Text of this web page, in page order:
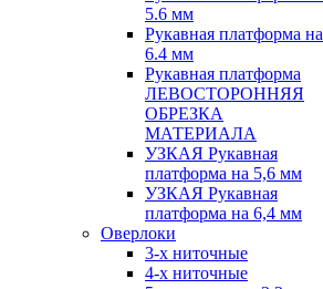
5.6 мм
Рукавная платформа на
6.4 мм
Рукавная платформа
ЛЕВОСТОРОННЯЯ
ОБРЕЗКА
МАТЕРИАЛА
УЗКАЯ Рукавная
платформа на 5,6 мм
УЗКАЯ Рукавная
платформа на 6,4 мм
Оверлоки
3-х ниточные
4-х ниточные